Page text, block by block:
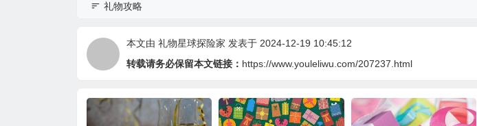
礼物攻略
本文由 礼物星球探险家 发表于 2024-12-19 10:45:12
转载请务必保留本文链接： https://www.youleliwu.com/207237.html